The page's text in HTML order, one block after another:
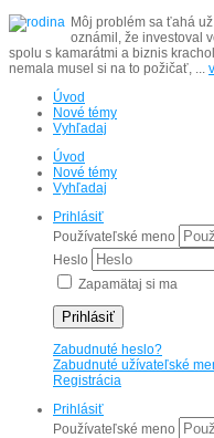
Môj problém sa ťahá
oznámil, že investoval
spolu s kamarátmi a biznis
nemala musel si na to požičať, ...
Úvod
Nové témy
Vyhľadaj
Úvod
Nové témy
Vyhľadaj
Prihlásiť
Používateľské meno
Heslo
Zapamätaj si ma
Prihlásiť
Zabudnuté heslo?
Zabudnuté užívateľské
Registrácia
Prihlásiť
Používateľské meno